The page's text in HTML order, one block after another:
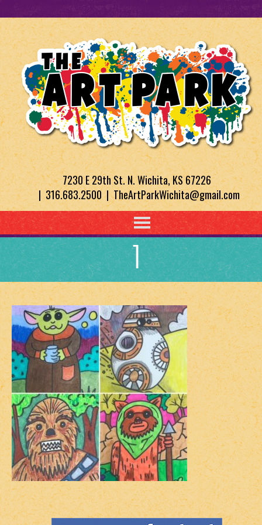
7230 E 29th St. N. Wichita, KS 67226
| 316.683.2500 | TheArtParkWichita@gmail.com
1